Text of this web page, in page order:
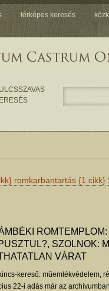
térképes keresés
romkarbantartás {1 cikk}
SZOLNOK:
VÁRAT
kereső: műemlékvédelem,
22-i adás már az